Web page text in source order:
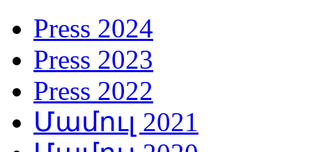
Press 2024
Press 2023
Press 2022
Մամուլ 2021